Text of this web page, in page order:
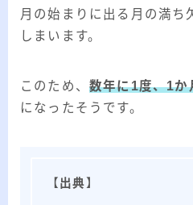
月の始まりに出る月の満ち
しまいます。
このため、 数年に1度、1か
になったそうです。
【 出典 】